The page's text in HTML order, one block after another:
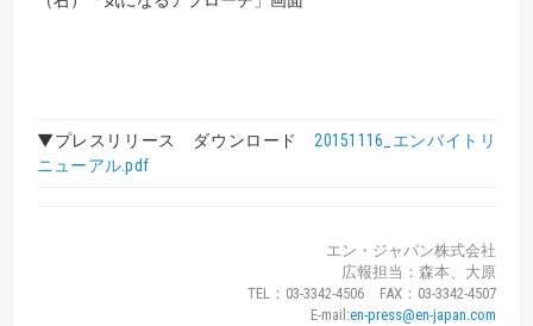
▼プレスリリース ダウンロード 20151116_エンバイトリ
ニューアル.pdf
エン・ジャパン株式会社
広報担当：森本、大原
TEL：03-3342-4506 FAX：03-3342-4507
E-mail:en-press@en-japan.com